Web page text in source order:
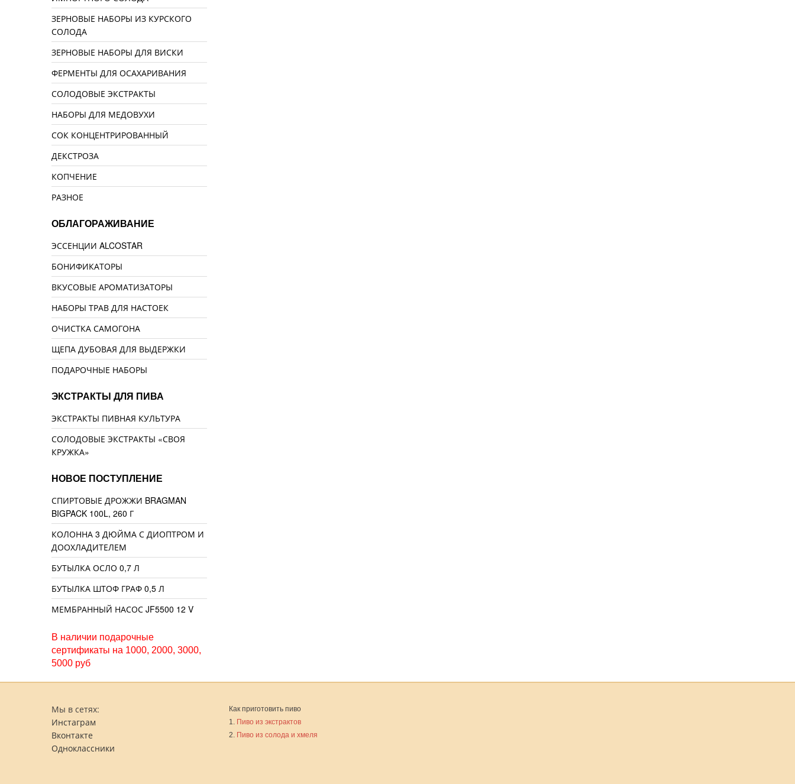
ЗЕРНОВЫЕ НАБОРЫ ИЗ КУРСКОГО
СОЛОДА
ЗЕРНОВЫЕ НАБОРЫ ДЛЯ ВИСКИ
ФЕРМЕНТЫ ДЛЯ ОСАХАРИВАНИЯ
СОЛОДОВЫЕ ЭКСТРАКТЫ
НАБОРЫ ДЛЯ МЕДОВУХИ
СОК КОНЦЕНТРИРОВАННЫЙ
ДЕКСТРОЗА
КОПЧЕНИЕ
РАЗНОЕ
ОБЛАГОРАЖИВАНИЕ
ЭССЕНЦИИ ALCOSTAR
БОНИФИКАТОРЫ
ВКУСОВЫЕ АРОМАТИЗАТОРЫ
НАБОРЫ ТРАВ ДЛЯ НАСТОЕК
ОЧИСТКА САМОГОНА
ЩЕПА ДУБОВАЯ ДЛЯ ВЫДЕРЖКИ
ПОДАРОЧНЫЕ НАБОРЫ
ЭКСТРАКТЫ ДЛЯ ПИВА
ЭКСТРАКТЫ ПИВНАЯ КУЛЬТУРА
СОЛОДОВЫЕ ЭКСТРАКТЫ «СВОЯ
КРУЖКА»
НОВОЕ ПОСТУПЛЕНИЕ
СПИРТОВЫЕ ДРОЖЖИ BRAGMAN
BIGPACK 100L, 260 Г
КОЛОННА 3 ДЮЙМА С ДИОПТРОМ И
ДООХЛАДИТЕЛЕМ
БУТЫЛКА ОСЛО 0,7 Л
БУТЫЛКА ШТОФ ГРАФ 0,5 Л
МЕМБРАННЫЙ НАСОС JF5500 12 V
В наличии подарочные
сертификаты на 1000, 2000, 3000,
5000 руб
Мы в сетях:
Инстаграм
Вконтакте
Одноклассники
Как приготовить пиво
1. Пиво из экстрактов
2. Пиво из солода и хмеля